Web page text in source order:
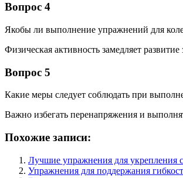
Вопрос 4
Якобы ли выполнение упражнений для
Физическая активность замедляет
Вопрос 5
Какие меры следует соблюдать при
Важно избегать перенапряжения и
Похожие записи:
Лучшие упражнения для укрепления
Упражнения для поддержания